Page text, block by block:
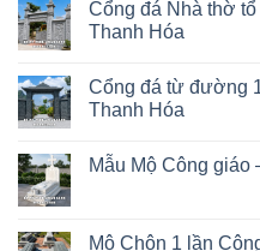
Cổng đá Nhà thờ
Thanh Hóa
Cổng đá từ đường
Thanh Hóa
Mẫu Mộ Công giáo
Mộ Chôn 1 lần